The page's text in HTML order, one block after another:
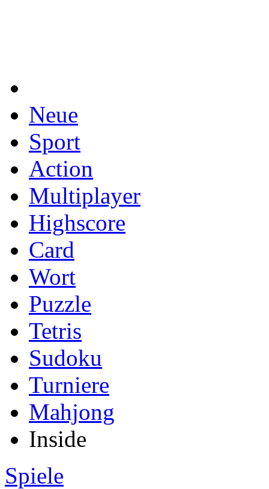
Neue
Sport
Action
Multiplayer
Highscore
Card
Wort
Puzzle
Tetris
Sudoku
Turniere
Mahjong
Inside
Spiele